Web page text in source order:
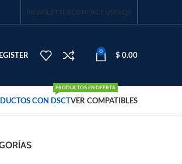
NEWSLETTERCONTACT USFAQS
0 $ 0.00
CON DSCT
PRODUCTOS EN OFERTA
VER COMPATIBLES